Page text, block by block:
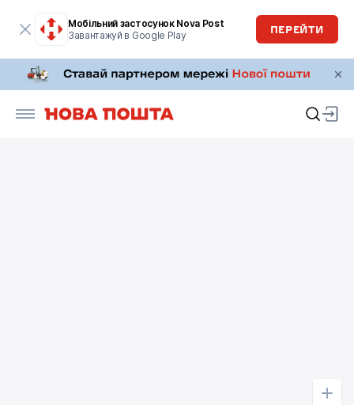
Мобільний застосунок Nova Post
Завантажуй в Google Play
ПЕРЕЙТИ